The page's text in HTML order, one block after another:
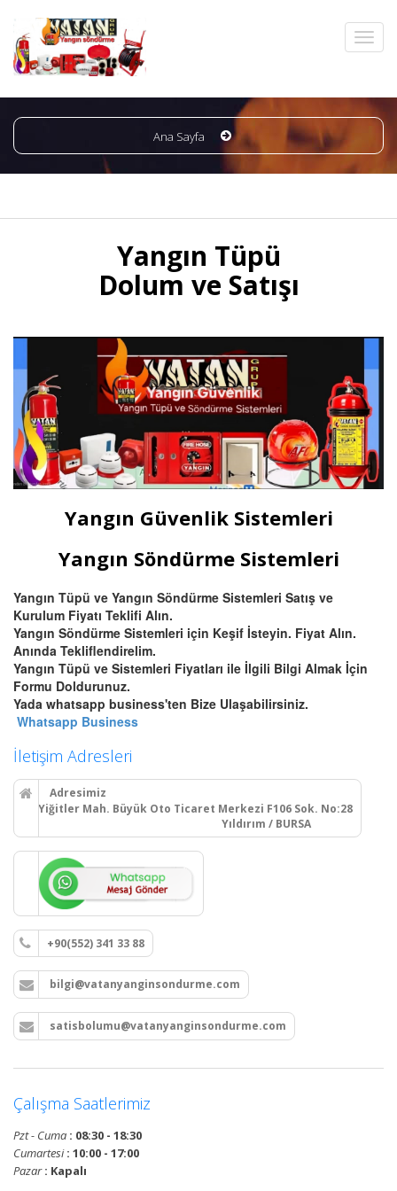
Ana Sayfa
Yangın Tüpü
Dolum ve Satışı
Yangın Güvenlik Sistemleri
Yangın Söndürme Sistemleri
Yangın Tüpü ve Yangın Söndürme Sistemleri Satış ve
Kurulum Fiyatı Teklifi Alın.
Yangın Söndürme Sistemleri için Keşif İsteyin. Fiyat Alın.
Anında Tekliflendirelim.
Yangın Tüpü ve Sistemleri Fiyatları ile İlgili Bilgi Almak İçin
Formu Doldurunuz.
Yada whatsapp business'ten Bize Ulaşabilirsiniz.
Whatsapp Business
İletişim Adresleri
Adresimiz
Yiğitler Mah. Büyük Oto Ticaret Merkezi F106 Sok. No:28
Yıldırım / BURSA
+90(552) 341 33 88
bilgi@vatanyanginsondurme.com
satisbolumu@vatanyanginsondurme.com
Çalışma Saatlerimiz
Pzt - Cuma : 08:30 - 18:30
Cumartesi: 10:00 - 17:00
Pazar: Kapalı